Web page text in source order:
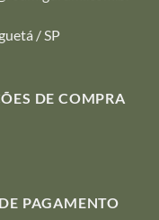
/ SP
DE COMPRA
PAGAMENTO